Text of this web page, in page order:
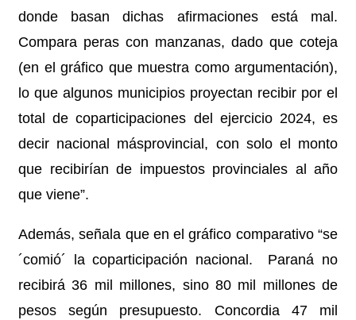
donde basan dichas afirmaciones está mal.
Compara peras con manzanas, dado que coteja
(en el gráfico que muestra como argumentación),
lo que algunos municipios proyectan recibir por el
total de coparticipaciones del ejercicio 2024, es
decir nacional másprovincial, con solo el monto
que recibirían de impuestos provinciales al año
que viene”.
Además, señala que en el gráfico comparativo “se
´comió´ la coparticipación nacional. Paraná no
recibirá 36 mil millones, sino 80 mil millones de
pesos según presupuesto. Concordia 47 mil